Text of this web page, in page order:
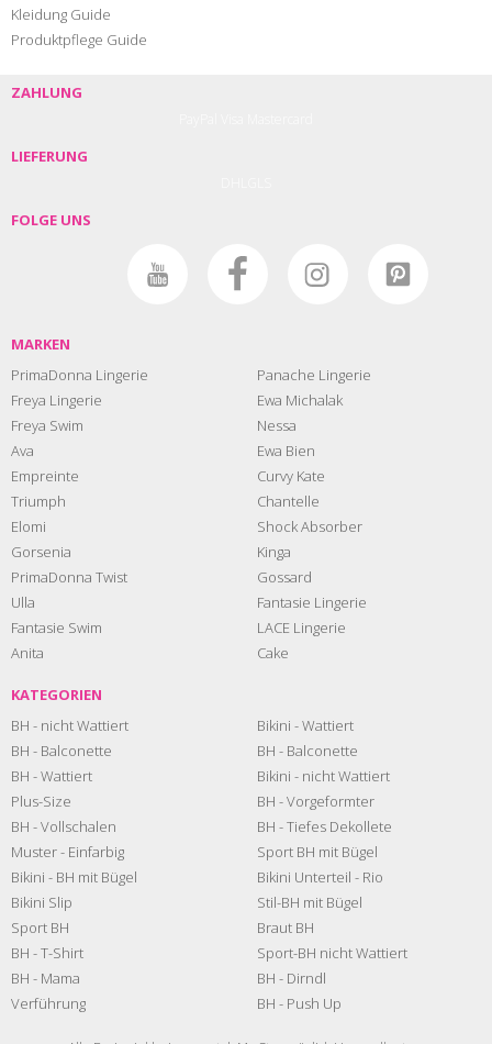
Kleidung Guide
Produktpflege Guide
ZAHLUNG
LIEFERUNG
FOLGE UNS
MARKEN
PrimaDonna Lingerie
Freya Lingerie
Freya Swim
Ava
Empreinte
Triumph
Elomi
Gorsenia
PrimaDonna Twist
Ulla
Fantasie Swim
Anita
Panache Lingerie
Ewa Michalak
Nessa
Ewa Bien
Curvy Kate
Chantelle
Shock Absorber
Kinga
Gossard
Fantasie Lingerie
LACE Lingerie
Cake
KATEGORIEN
BH - nicht Wattiert
BH - Balconette
BH - Wattiert
Plus-Size
BH - Vollschalen
Muster - Einfarbig
Bikini - BH mit Bügel
Bikini Slip
Sport BH
BH - T-Shirt
BH - Mama
Verführung
Bikini - Wattiert
BH - Balconette
Bikini - nicht Wattiert
BH - Vorgeformter
BH - Tiefes Dekollete
Sport BH mit Bügel
Bikini Unterteil - Rio
Stil-BH mit Bügel
Braut BH
Sport-BH nicht Wattiert
BH - Dirndl
BH - Push Up